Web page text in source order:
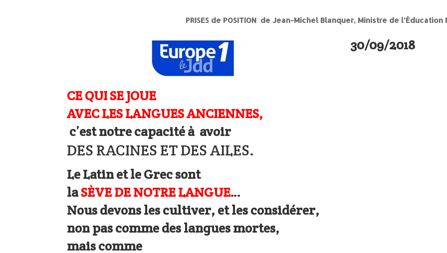
PRISES de POSITION de Jean-Michel Blanquer, Ministre de l’Éducation
30/09/2018
CE QUI SE JOUE
AVEC LES LANGUES ANCIENNES,
c’est notre capacité à avoir
DES RACINES ET DES AILES.
Le Latin et le Grec sont
laSÈVE DE NOTRE LANGUE…
Nous devons les cultiver, et les considérer,
non pas comme des langues mortes,
mais comme